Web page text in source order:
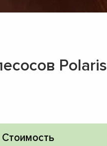
Polaris
Стоимость